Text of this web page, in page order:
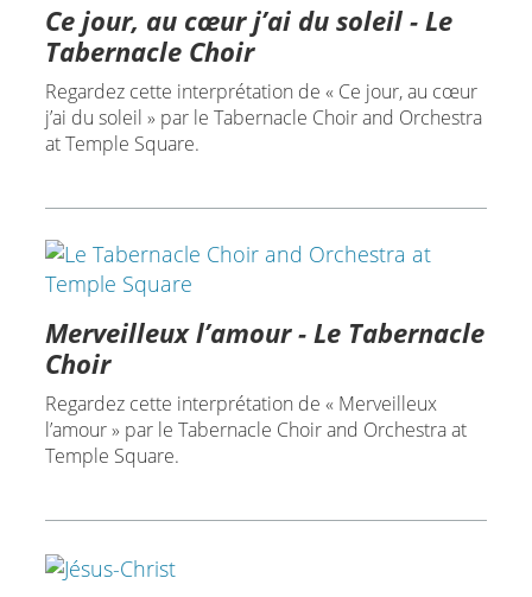
Ce jour, au cœur j’ai du soleil - Le
Tabernacle Choir
Regardez cette interprétation de « Ce jour, au cœur
j’ai du soleil » par le Tabernacle Choir and Orchestra
at Temple Square.
Merveilleux l’amour - Le Tabernacle
Choir
Regardez cette interprétation de « Merveilleux
l’amour » par le Tabernacle Choir and Orchestra at
Temple Square.